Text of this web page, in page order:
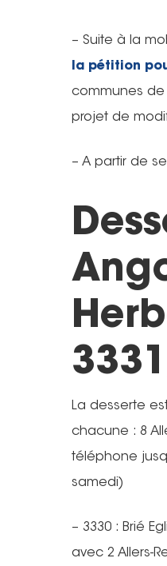
– Suite à la
la pétition
communes de
projet de
– A partir de
La desserte
chacune : 8
téléphone
samedi)
– 3330 : Brié
avec 2 Allers-